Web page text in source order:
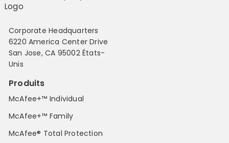
Corporate Headquarters
6220 America Center Drive
San Jose, CA 95002 États-
Unis
Produits
McAfee+™ Individual
McAfee+™ Family
McAfee® Total Protection